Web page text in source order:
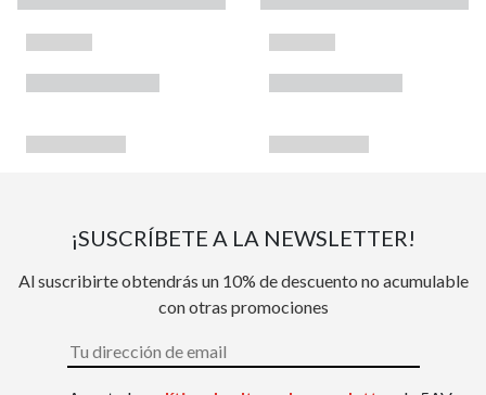
¡SUSCRÍBETE A LA NEWSLETTER!
Al suscribirte obtendrás un 10% de descuento no acumulable
con otras promociones